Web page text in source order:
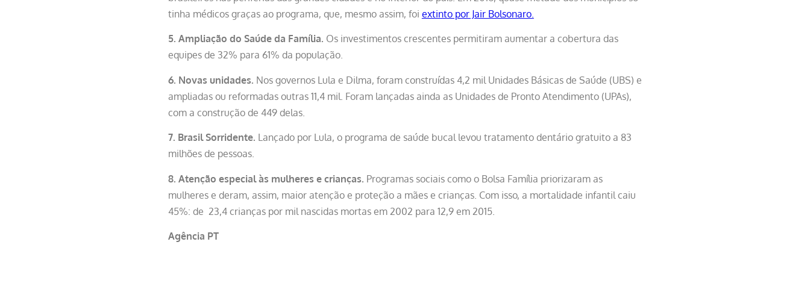
tinha médicos graças ao programa, que, mesmo assim, foi extinto por Jair Bolsonaro.
5. Ampliação do Saúde da Família. Os investimentos crescentes permitiram aumentar a cobertura das
equipes de 32% para 61% da população.
6. Novas unidades. Nos governos Lula e Dilma, foram construídas 4,2 mil Unidades Básicas de Saúde (UBS) e
ampliadas ou reformadas outras 11,4 mil. Foram lançadas ainda as Unidades de Pronto Atendimento (UPAs),
com a construção de 449 delas.
7. Brasil Sorridente. Lançado por Lula, o programa de saúde bucal levou tratamento dentário gratuito a 83
milhões de pessoas.
8. Atenção especial às mulheres e crianças. Programas sociais como o Bolsa Família priorizaram as
mulheres e deram, assim, maior atenção e proteção a mães e crianças. Com isso, a mortalidade infantil caiu
45%: de 23,4 crianças por mil nascidas mortas em 2002 para 12,9 em 2015.
Agência PT